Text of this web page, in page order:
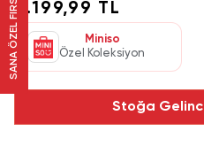
SANA ÖZEL FIRSAT2.199,99 TL
Miniso
Özel Koleksiyon
Stoğa